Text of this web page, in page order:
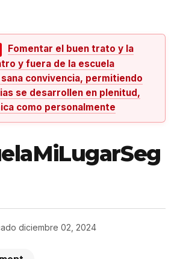
Fomentar el buen trato y la
y fuera de la escuela
convivencia, permitiendo
se desarrollen en plenitud,
como personalmente
diciembre 02, 2024